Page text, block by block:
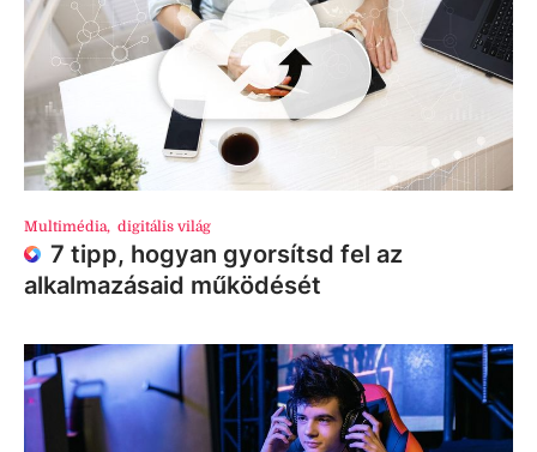
Multimédia, digitális világ
7 tipp, hogyan gyorsítsd fel az
alkalmazásaid működését